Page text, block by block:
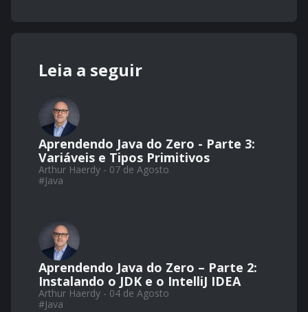
Leia a seguir
Aprendendo Java do Zero - Parte 3:
Variáveis e Tipos Primitivos
Arthur Haerdy - 07 de Agosto
#Java
Aprendendo Java do Zero – Parte 2:
Instalando o JDK e o IntelliJ IDEA
Arthur Haerdy - 04 de Agosto
#Java